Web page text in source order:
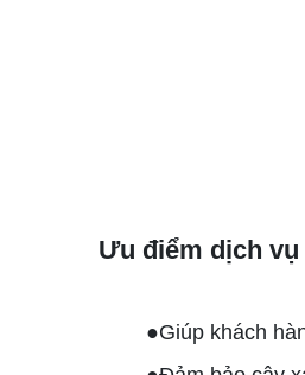
Ưu điểm dịch
●Giúp khách